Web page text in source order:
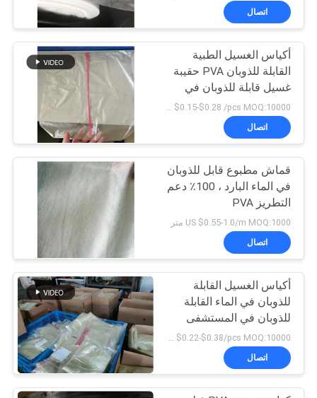
PRIVACY
POLICY
PVA حقيبة قابلة
للذوبان في الماء
أكياس الغسيل القابلة
للذوبان في الماء
72
أقمشة غير قابلة
للذوبان في الماء
33
اتصال
أكياس الغسيل الطبية
القابلة للذوبان PVA حقيبة
غسيل قابلة للذوبان في
الماء البارد / الساخن
US $0.15-$0.28 /pcs MOQ:10000 جهاز كمبيوتر شخصى
اتصال
قماش مطبوع قابل للذوبان
في الماء البارد ، 100٪ دعم
التطريز PVA
US $0.55-1.0/m MOQ:1000 متر
اتصال
أكياس الغسيل القابلة
للذوبان في الماء القابلة
للذوبان في المستشفى
بسماكة 20-40 ميكرون
اتصال